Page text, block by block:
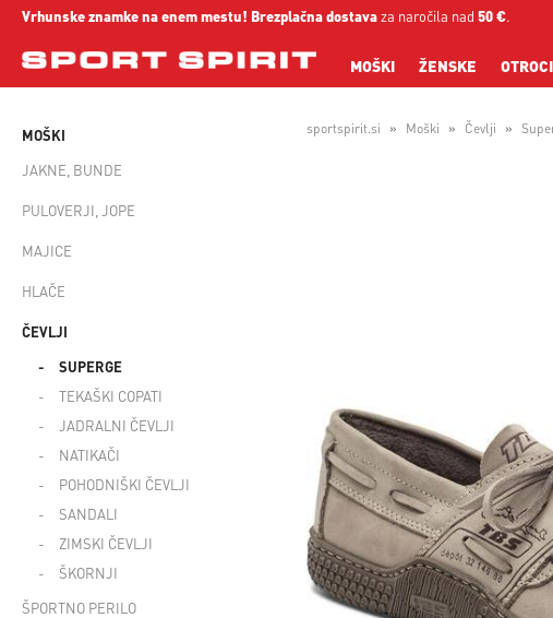
Vrhunske znamke na enem mestu! Brezplačna dostavaza naročila nad 50 €.
MOŠKI ŽENSKE OTROCI
MOŠKI
JAKNE, BUNDE
PULOVERJI, JOPE
MAJICE
HLAČE
ČEVLJI
SUPERGE
TEKAŠKI COPATI
JADRALNI ČEVLJI
NATIKAČI
POHODNIŠKI ČEVLJI
SANDALI
ZIMSKI ČEVLJI
ŠKORNJI
ŠPORTNO PERILO
sportspirit.si Moški Čevlji